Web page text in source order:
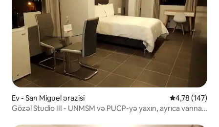
Ev - San Miguel ərazisi Ortalama
4,78 (147)
Gözəl Studio III - UNMSM və PUCP-yə yaxın, ayrıca vanna